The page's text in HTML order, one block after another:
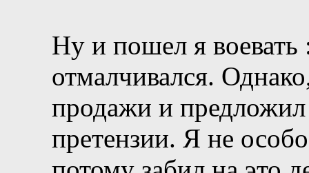
Ну и пошел я воевать
отмалчивался.
продажи и
претензии. Я не